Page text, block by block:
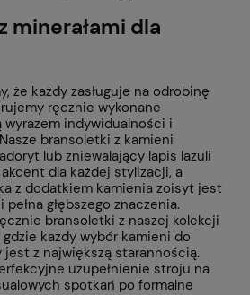
minerałami dla
że każdy zasługuje na odrobinę
ręcznie wykonane
indywidualności i
bransoletki z kamieni
lub zniewalający lapis lazuli
dla każdej stylizacji, a
z dodatkiem kamienia zoisyt jest
głębszego znaczenia.
bransoletki z naszej kolekcji
każdy wybór kamieni do
z największą starannością.
uzupełnienie stroju na
spotkań po formalne